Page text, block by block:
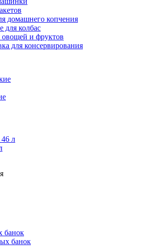
домашнего копчения
для колбас
и фруктов
для консервирования
46 л
банок
банок